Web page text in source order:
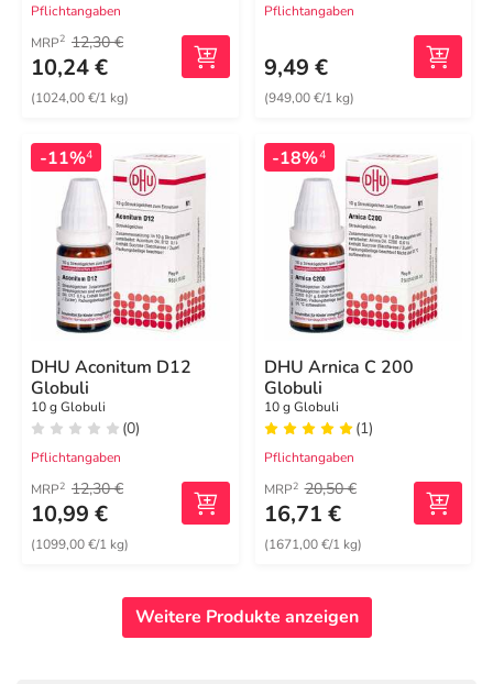
Pflichtangaben
MRP2 12,30 €
10,24 €
(1024,00 €/1 kg)
Pflichtangaben
9,49 €
(949,00 €/1 kg)
-11%4
DHU Aconitum D12
Globuli
10 g Globuli
(0)
Pflichtangaben
MRP2 12,30 €
10,99 €
(1099,00 €/1 kg)
-18%4
DHU Arnica C 200
Globuli
10 g Globuli
(1)
Pflichtangaben
MRP2 20,50 €
16,71 €
(1671,00 €/1 kg)
Weitere Produkte anzeigen